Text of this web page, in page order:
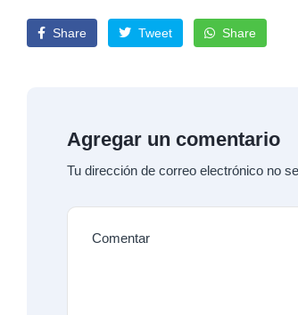
Share Tweet Share
Agregar un comentario
Tu dirección de correo electrónico no